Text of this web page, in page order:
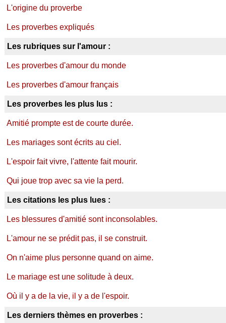
L'origine du proverbe
Les proverbes expliqués
Les rubriques sur l'amour :
Les proverbes d'amour du monde
Les proverbes d'amour français
Les proverbes les plus lus :
Amitié prompte est de courte durée.
Les mariages sont écrits au ciel.
L'espoir fait vivre, l'attente fait mourir.
Qui joue trop avec sa vie la perd.
Les citations les plus lues :
Les blessures d'amitié sont inconsolables.
L'amour ne se prédit pas, il se construit.
On n'aime plus personne quand on aime.
Le mariage est une solitude à deux.
Où il y a de la vie, il y a de l'espoir.
Les derniers thèmes en proverbes :